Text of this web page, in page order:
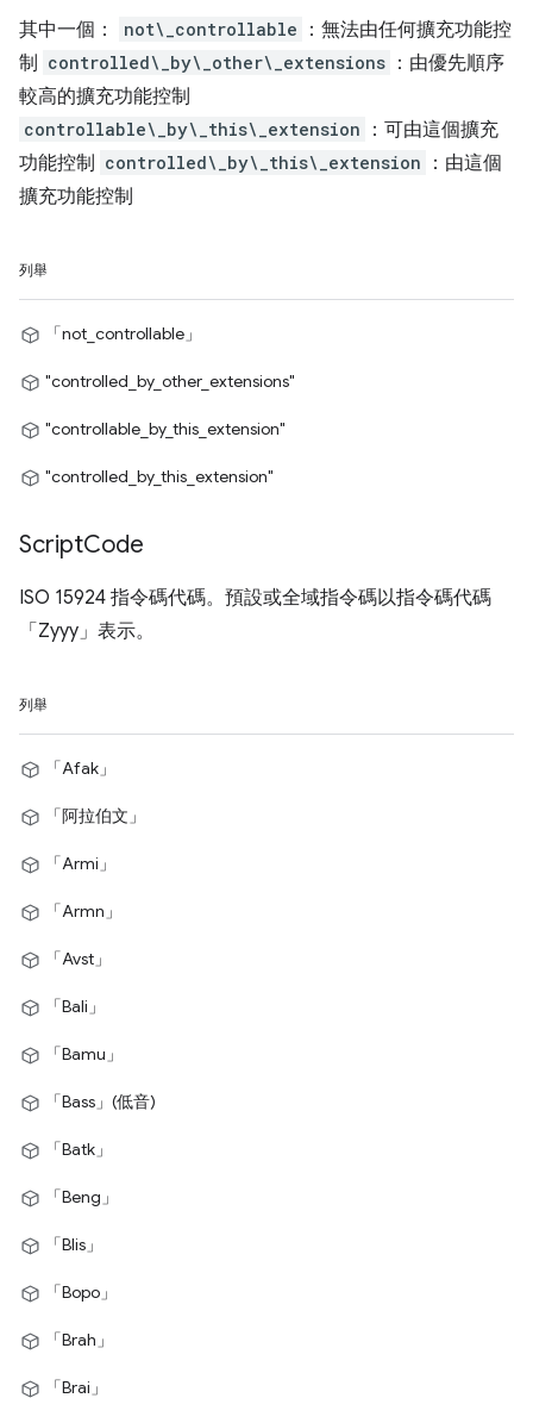
其中一個： not\_controllable
：無法由任何擴充功能控
制 controlled\_by\_other\_extensions ：由優先順序
較高的擴充功能控制
controllable\_by\_this\_extension
：可由這個擴充
功能控制 controlled\_by\_this\_extension
：由這個
擴充功能控制
列舉
「not_controllable」
"controlled_by_other_extensions"
"controllable_by_this_extension"
"controlled_by_this_extension"
ScriptCode
ISO 15924 指令碼代碼。預設或全域指令碼以指令碼代碼
「Zyyy」表示。
列舉
「Afak」
「阿拉伯文」
「Armi」
「Armn」
「Avst」
「Bali」
「Bamu」
「Bass」(低音)
「Batk」
「Beng」
「Blis」
「Bopo」
「Brah」
「Brai」